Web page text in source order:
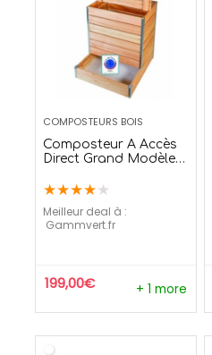
COMPOSTEURS BOIS
Composteur A Accès
Direct Grand Modèle
Potager
★★★★★
Meilleur deal à :
gammvert.fr
199,00€ + 1 more